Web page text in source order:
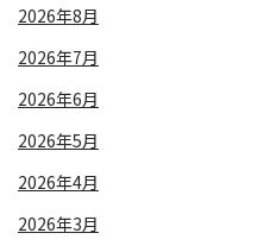
2026年8月
2026年7月
2026年6月
2026年5月
2026年4月
2026年3月